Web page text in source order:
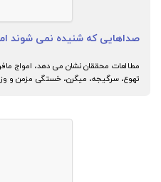
صداهایی که شنیده نمی شوند
مطالعات محققان نشان می دهد، امواج
تهوع، سرگیجه، میگرن، خستگی مزمن و